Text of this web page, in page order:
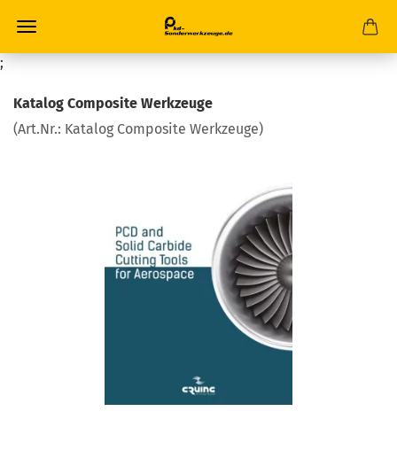
;
Katalog Composite Werkzeuge
(Art.Nr.: Katalog Composite Werkzeuge)